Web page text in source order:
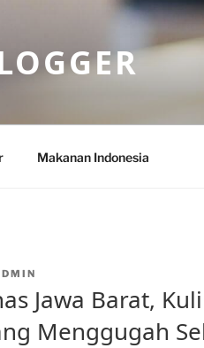
Makanan Indonesia
Jawa Barat,
Menggugah